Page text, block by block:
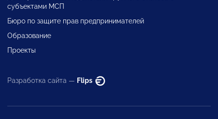
субъектами МСП
Бюро по защите прав предпринимателей
Образование
Проекты
Разработка сайта — Flips